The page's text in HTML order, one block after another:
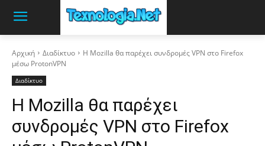
Αρχική Διαδίκτυο
Η Mozilla θα παρέχει συνδρομές VPN στο Firefox
μέσω ProtonVPN
Διαδίκτυο
Η Mozilla θα παρέχει
συνδρομές VPN στο Firefox